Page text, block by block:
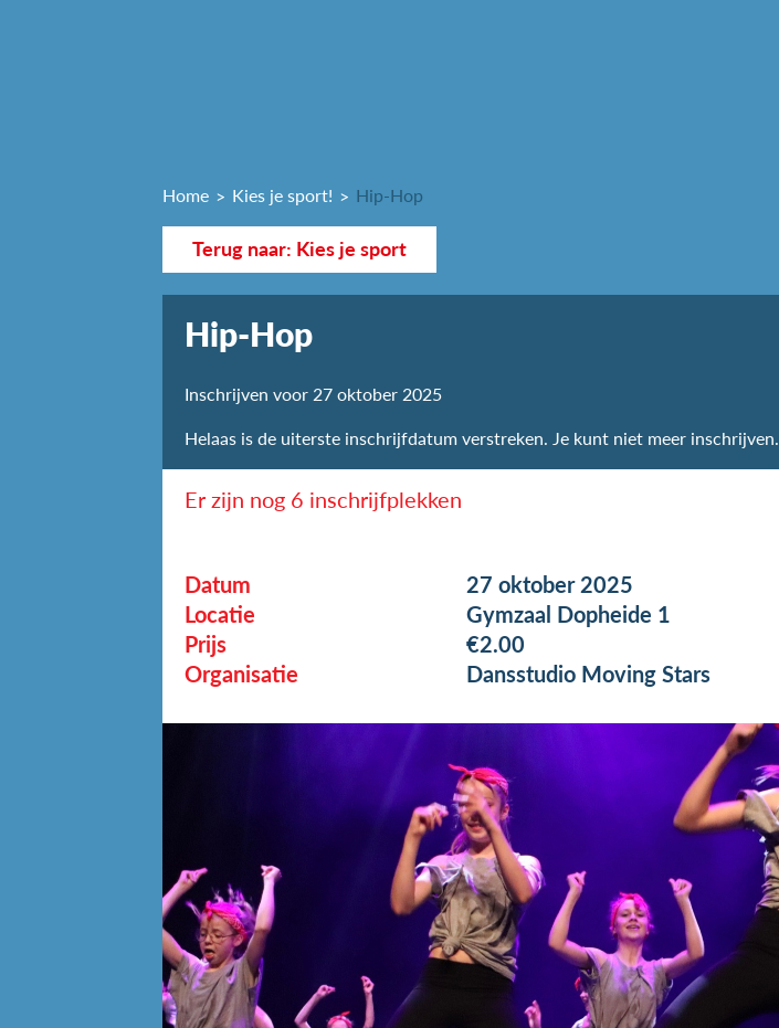
Home Kies je sport! Hip-Hop
Terug naar: Kies je sport
Hip-Hop
Inschrijven voor 27 oktober 2025
Helaas is de uiterste inschrijfdatum verstreken. Je kunt niet meer inschrijven.
Er zijn nog 6 inschrijfplekken
Datum
27 oktober 2025
Locatie
Gymzaal Dopheide 1
Prijs
€2.00
Organisatie
Dansstudio Moving Stars